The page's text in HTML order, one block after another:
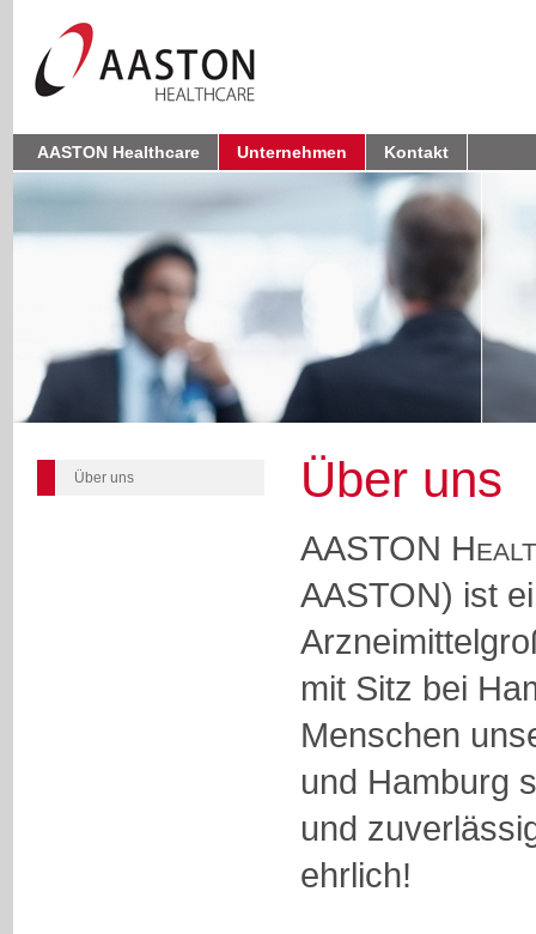
AASTON Healthcare Unternehmen Kontakt
Über uns Über uns
AASTON
AASTON) ist
mit Sitz bei
Menschen
und Hamburg
und
ehrlich!